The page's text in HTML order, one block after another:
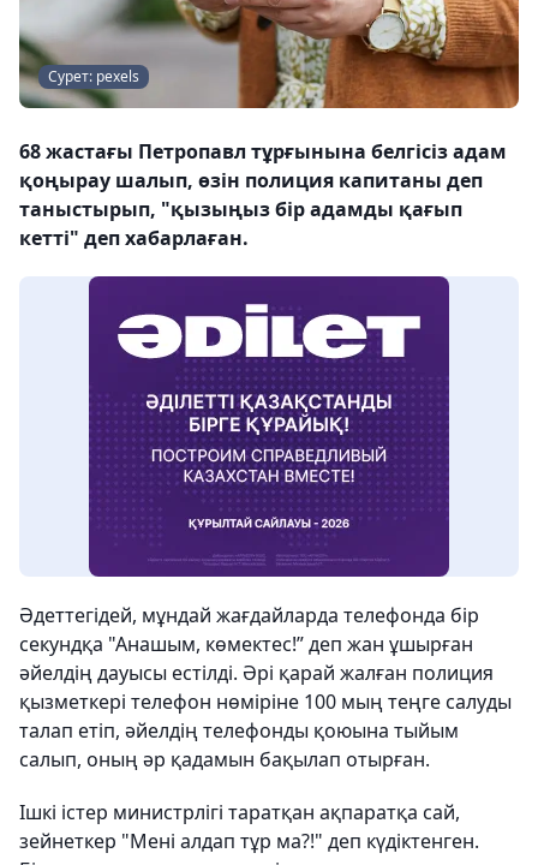
Сурет: pexels
68 жастағы Петропавл тұрғынына белгісіз адам
қоңырау шалып, өзін полиция капитаны деп
таныстырып, "қызыңыз бір адамды қағып
кетті" деп хабарлаған.
Әдеттегідей, мұндай жағдайларда телефонда бір
секундқа "Анашым, көмектес!” деп жан ұшырған
әйелдің дауысы естілді. Әрі қарай жалған полиция
қызметкері телефон нөміріне 100 мың теңге салуды
талап етіп, әйелдің телефонды қоюына тыйым
салып, оның әр қадамын бақылап отырған.
Ішкі істер министрлігі таратқан ақпаратқа сай,
зейнеткер "Мені алдап тұр ма?!" деп күдіктенген.